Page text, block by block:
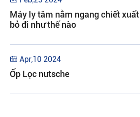
Máy ly tâm nằm ngang chiết
bỏ đi như thế nào
 Apr,10 2024
Ốp Lọc nutsche